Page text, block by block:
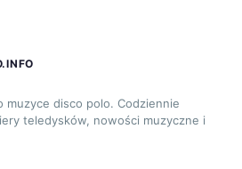
muzyce disco polo. Codziennie
teledysków, nowości muzyczne i